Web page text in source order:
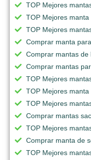
TOP Mejores
TOP Mejores
TOP Mejores
Comprar manta
Comprar mantas de
Comprar mantas
TOP Mejores
TOP Mejores
TOP Mejores
Comprar mantas
TOP Mejores
Comprar manta de
TOP Mejores